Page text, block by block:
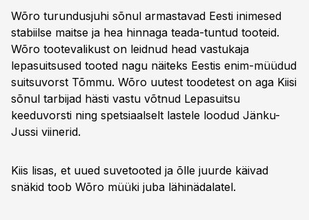
Wõro turundusjuhi sõnul armastavad Eesti inimesed
stabiilse maitse ja hea hinnaga teada-tuntud tooteid.
Wõro tootevalikust on leidnud head vastukaja
lepasuitsused tooted nagu näiteks Eestis enim-müüdud
suitsuvorst Tõmmu. Wõro uutest toodetest on aga Kiisi
sõnul tarbijad hästi vastu võtnud Lepasuitsu
keeduvorsti ning spetsiaalselt lastele loodud Jänku-
Jussi viinerid.
Kiis lisas, et uued suvetooted ja õlle juurde käivad
snäkid toob Wõro müüki juba lähinädalatel.